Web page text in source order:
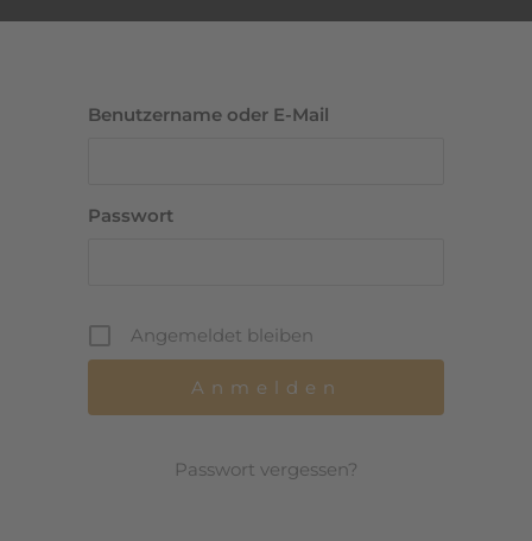
MITGLIEDERBEREICH
Benutzername oder E-Mail
Passwort
Angemeldet bleiben
Passwort vergessen?